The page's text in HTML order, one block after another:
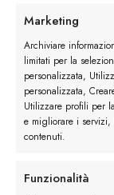
Marketing
Archiviare
limitati per la
personalizzata,
personalizzata,
Utilizzare profili per
e migliorare i
contenuti.
Funzionalità
Devi essere